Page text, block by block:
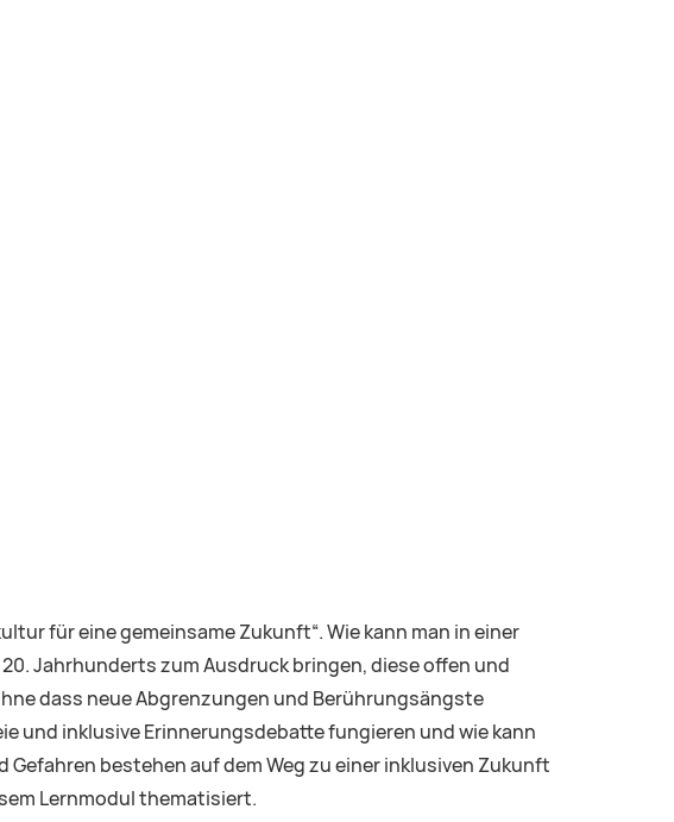
für eine gemeinsame Zukunft“. Wie kann man in einer
Jahrhunderts zum Ausdruck bringen, diese offen und
dass neue Abgrenzungen und Berührungsängste
und inklusive Erinnerungsdebatte fungieren und wie kann
bestehen auf dem Weg zu einer inklusiven Zukunft
Lernmodul thematisiert.